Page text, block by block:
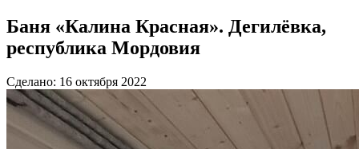
Баня «Калина Красная». Дегилёвка,
республика Мордовия
Сделано: 16 октября 2022